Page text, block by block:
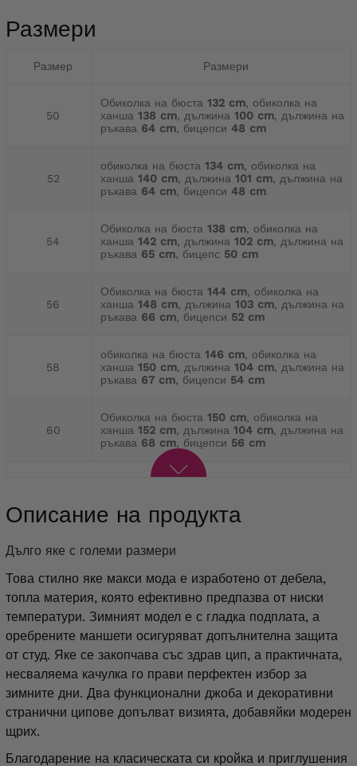
Размери
Размер Размери
50
Обиколка на бюста 132 cm, обиколка на
ханша 138 cm, дължина 100 cm, дължина на
ръкава 64 cm, бицепси 48 cm
52
обиколка на бюста 134 cm, обиколка на
ханша 140 cm, дължина 101 cm, дължина на
ръкава 64 cm, бицепси 48 cm
54
Обиколка на бюста 138 cm, обиколка на
ханша 142 cm, дължина 102 cm, дължина на
ръкава 65 cm, бицепс 50 cm
56
Обиколка на бюста 144 cm, обиколка на
ханша 148 cm, дължина 103 cm, дължина на
ръкава 66 cm, бицепси 52 cm
58
обиколка на бюста 146 cm, обиколка на
ханша 150 cm, дължина 104 cm, дължина на
ръкава 67 cm, бицепси 54 cm
60
Обиколка на бюста 150 cm, обиколка на
ханша 152 cm, дължина 104 cm, дължина на
ръкава 68 cm, бицепси 56 cm
Описание на продукта
дълго яке с големи размери
Това стилно яке макси мода е изработено от дебела,
топла материя, която ефективно предпазва от ниски
температури. Зимният модел е с гладка подплата, а
оребрените маншети осигуряват допълнителна защита
от студ. Яке се закопчава със здрав цип, а практичната,
несваляема качулка го прави перфектен избор за
зимните дни. Два функционални джоба и декоративни
странични ципове допълват визията, добавяйки модерен
щрих.
Благодарение на класическата си кройка и приглушения